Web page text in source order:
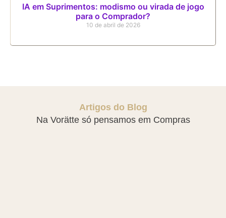
IA em Suprimentos: modismo ou virada de jogo
para o Comprador?
10 de abril de 2026
Artigos do Blog
Na Vorätte só pensamos em Compras